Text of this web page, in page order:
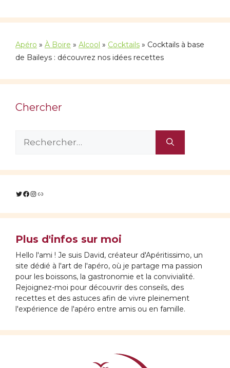
Apéro » À Boire » Alcool » Cocktails » Cocktails à base
de Baileys : découvrez nos idées recettes
Chercher
Twitter
Facebook
Instagram
Lien
Plus d'infos sur moi
Hello l'ami ! Je suis David, créateur d'Apéritissimo, un
site dédié à l'art de l'apéro, où je partage ma passion
pour les boissons, la gastronomie et la convivialité.
Rejoignez-moi pour découvrir des conseils, des
recettes et des astuces afin de vivre pleinement
l'expérience de l'apéro entre amis ou en famille.